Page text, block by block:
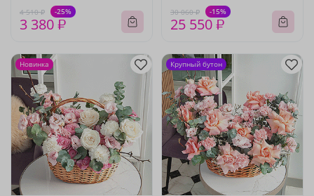
4 510 ₽ -25%
3 380 ₽
30 060 ₽ -15%
25 550 ₽
Новинка Крупный бутон